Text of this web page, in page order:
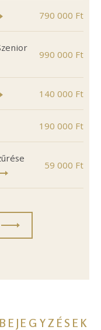
790 000 Ft
990 000 Ft
140 000 Ft
190 000 Ft
59 000 Ft